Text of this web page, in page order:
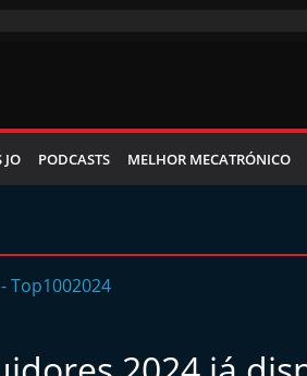
JO PODCASTS MELHOR MECATRÓNICO